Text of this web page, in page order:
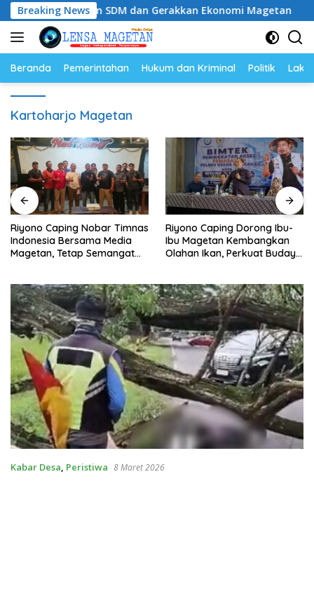
Langsung
ke
konten
Breaking NewsSDM dan Gerakkan Ekonomi Magetan
Beranda Pemerintahan Hukum dan Kriminal Politik
Kartoharjo Magetan
Riyono Caping Nobar Timnas
Indonesia Bersama Media
Magetan, Tetap Semangat
Riyono Caping Dorong Ibu-
Ibu Magetan Kembangkan
Olahan Ikan, Perkuat Budaya
Kabar Desa, Peristiwa 8 Maret 2026